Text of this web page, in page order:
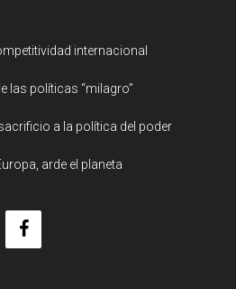
internacional
las políticas “milagro”
a la política del poder
arde el planeta